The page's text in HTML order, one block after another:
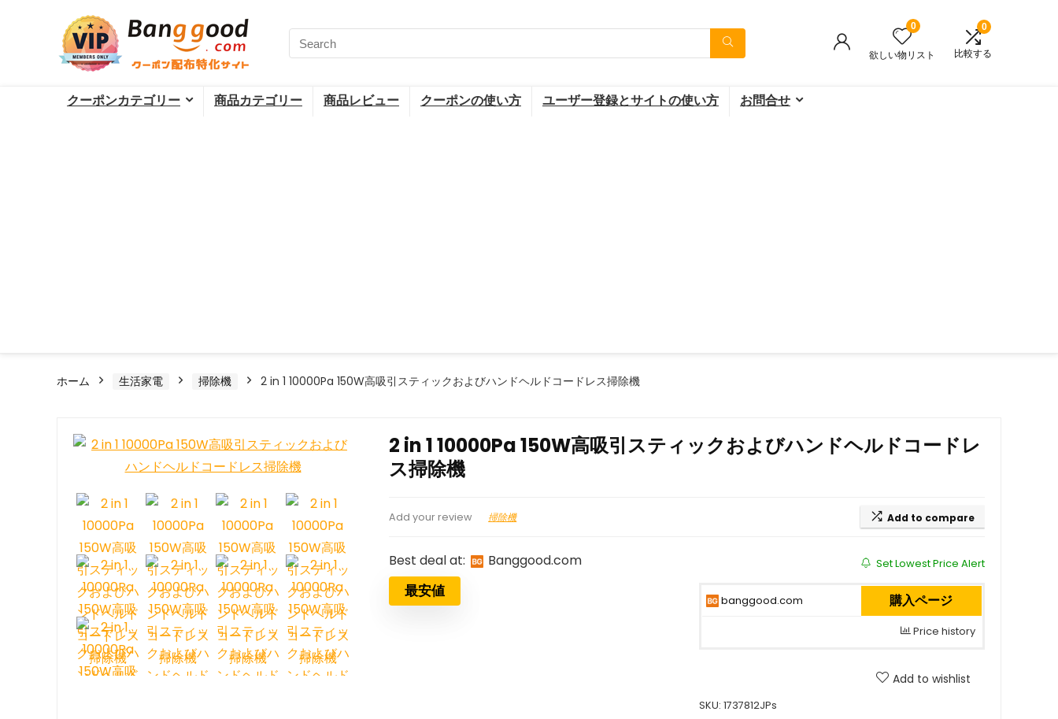
0
欲しい物リスト
0
比較する
クーポンカテゴリー 商品カテゴリー 商品レビュー クーポンの使い方 ユーザー登録とサイトの使い方 お問合せ
ホーム 生活家電 掃除機 2 in 1 10000Pa 150W高吸引スティックおよびハンドヘルドコードレス掃除機
2 in 1 10000Pa 150W高吸引スティックおよびハンドヘルドコードレ
ス掃除機
Add your review 掃除機 Add to compare
Best deal at: banggood.com
最安値
Set Lowest Price Alert
banggood.com 購入ページ
Price history
Add to wishlist
SKU: 1737812JPs